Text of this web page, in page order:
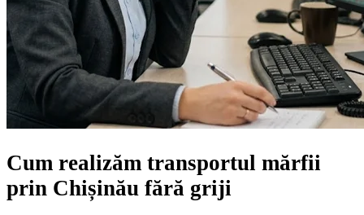
Cum realizăm transportul mărfii
prin Chișinău fără griji